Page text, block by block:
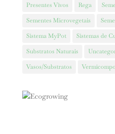
Presentes Vivos
Rega
Sementes Microvegetais
Sistema MyPot
Sistemas de
Substratos Naturais
Vasos/Substratos